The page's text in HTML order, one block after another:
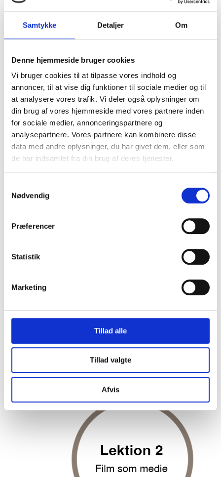
Samtykke Detaljer Om
Denne hjemmeside bruger cookies
Vi bruger cookies til at tilpasse vores indhold og
annoncer, til at vise dig funktioner til sociale medier og til
at analysere vores trafik. Vi deler også oplysninger om
din brug af vores hjemmeside med vores partnere inden
for sociale medier, annonceringspartnere og
analysepartnere. Vores partnere kan kombinere disse
data med andre oplysninger, du har givet dem, eller som
de har indsamlet fra din brug af deres tjenester.
Nødvendig
Præferencer
Statistik
Marketing
Tillad alle
Tillad valgte
Afvis
Andre lektioner i dette
kursus
Gå til lektion 1